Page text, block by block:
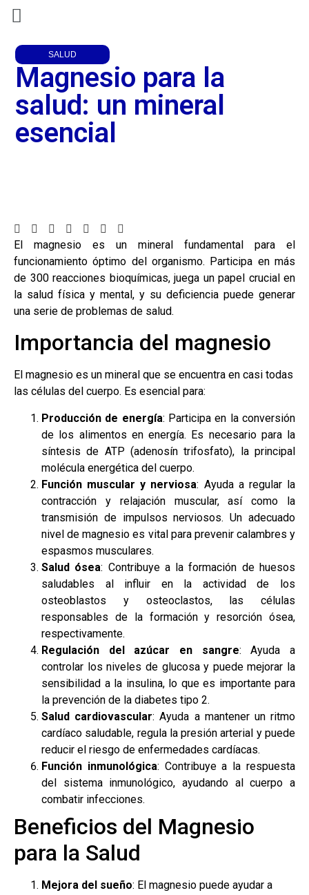
SALUD
Magnesio para la
salud: un mineral
esencial
El magnesio es un mineral fundamental para el
funcionamiento óptimo del organismo. Participa en más
de 300 reacciones bioquímicas, juega un papel crucial en
la salud física y mental, y su deficiencia puede generar
una serie de problemas de salud.
Importancia del magnesio
El magnesio es un mineral que se encuentra en casi todas
las células del cuerpo. Es esencial para:
Producción de energía: Participa en la conversión
de los alimentos en energía. Es necesario para la
síntesis de ATP (adenosín trifosfato), la principal
molécula energética del cuerpo.
Función muscular y nerviosa: Ayuda a regular la
contracción y relajación muscular, así como la
transmisión de impulsos nerviosos. Un adecuado
nivel de magnesio es vital para prevenir calambres y
espasmos musculares.
Salud ósea: Contribuye a la formación de huesos
saludables al influir en la actividad de los
osteoblastos y osteoclastos, las células
responsables de la formación y resorción ósea,
respectivamente.
Regulación del azúcar en sangre: Ayuda a
controlar los niveles de glucosa y puede mejorar la
sensibilidad a la insulina, lo que es importante para
la prevención de la diabetes tipo 2.
Salud cardiovascular: Ayuda a mantener un ritmo
cardíaco saludable, regula la presión arterial y puede
reducir el riesgo de enfermedades cardíacas.
Función inmunológica: Contribuye a la respuesta
del sistema inmunológico, ayudando al cuerpo a
combatir infecciones.
Beneficios del Magnesio
para la Salud
Mejora del sueño: El magnesio puede ayudar a